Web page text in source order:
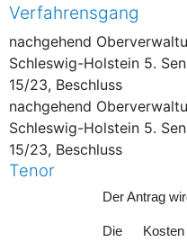
Verfahrensgang
nachgehend
Schleswig-Holstein 5.
15/23, Beschluss
nachgehend
Schleswig-Holstein 5.
15/23, Beschluss
Tenor
Der Antrag
Die